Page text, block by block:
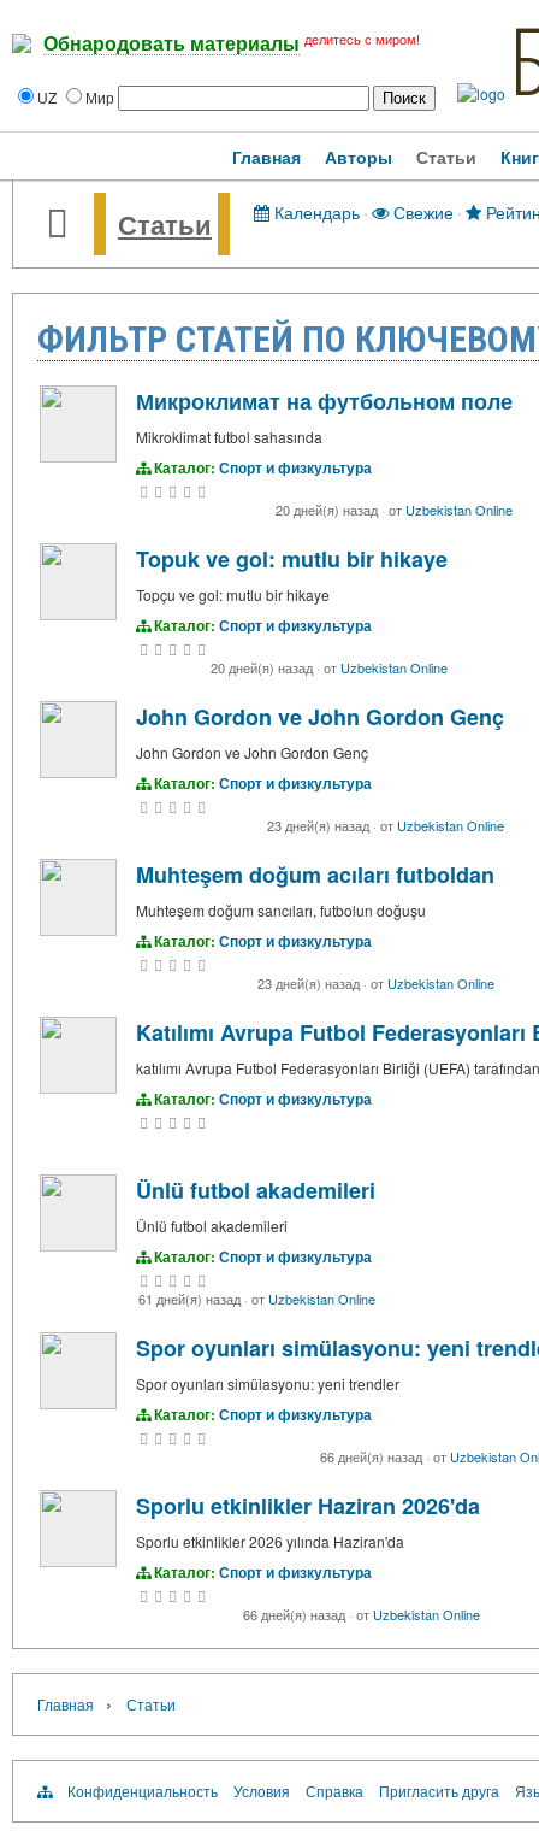
Обнародовать материалы делитесь с миром!
UZ Мир
Главная Авторы Статьи
Статьи Календарь· Свежие·
ФИЛЬТР СТАТЕЙ ПО
Микроклимат на футбольном поле
Mikroklіmat futbol sahasında
Каталог: Спорт и физкультура
20 дней(я) назад · от Uzbekistan Online
Topuk ve gol: mutlu bir hikaye
Topçu ve gol: mutlu bir hikaye
Каталог: Спорт и физкультура
20 дней(я) назад · от Uzbekistan Online
John Gordon ve John Gordon Genç
John Gordon ve John Gordon Genç
Каталог: Спорт и физкультура
23 дней(я) назад · от Uzbekistan Online
Muhteşem doğum acıları futboldan
Muhteşem doğum sancıları, futbolun doğuşu
Каталог: Спорт и физкультура
23 дней(я) назад · от Uzbekistan Online
Katılımı Avrupa Futbol
katılımı Avrupa Futbol Federasyonları Birliği (UEFA)
Каталог: Спорт и физкультура
Ünlü futbol akademileri
Ünlü futbol akademileri
Каталог: Спорт и физкультура
61 дней(я) назад · от Uzbekistan Online
Spor oyunları simülasyonu: yeni
Spor oyunları simülasyonu: yeni trendler
Каталог: Спорт и физкультура
66 дней(я) назад · от Uzbekistan
Sporlu etkinlikler Haziran 2026'da
Sporlu etkinlikler 2026 yılında Haziran'da
Каталог: Спорт и физкультура
66 дней(я) назад · от Uzbekistan Online
Главная › Статьи
Конфиденциальность Условия Справка Пригласить друга